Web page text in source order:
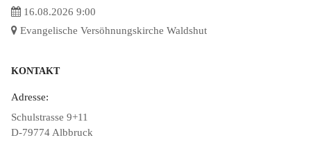
16.08.2026 9:00
Evangelische Versöhnungskirche Waldshut
KONTAKT
Adresse:
Schulstrasse 9+11
D-79774 Albbruck